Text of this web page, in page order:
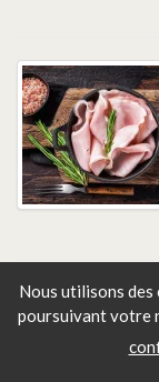
Nous utilisons
poursuivant votre